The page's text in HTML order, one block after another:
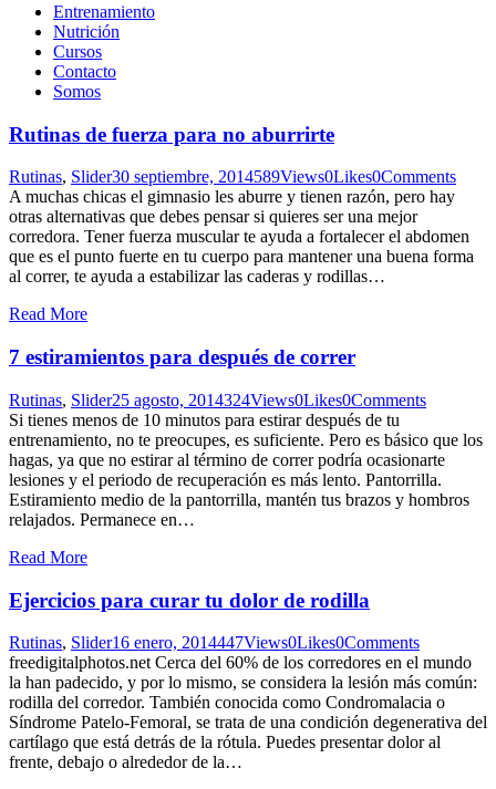
Entrenamiento
Nutrición
Cursos
Contacto
Somos
Rutinas de fuerza para no aburrirte
Rutinas, Slider30 septiembre, 2014589Views0Likes0Comments
A muchas chicas el gimnasio les aburre y tienen razón, pero hay
otras alternativas que debes pensar si quieres ser una mejor
corredora. Tener fuerza muscular te ayuda a fortalecer el abdomen
que es el punto fuerte en tu cuerpo para mantener una buena forma
al correr, te ayuda a estabilizar las caderas y rodillas…
Read More
7 estiramientos para después de correr
Rutinas, Slider25 agosto, 2014324Views0Likes0Comments
Si tienes menos de 10 minutos para estirar después de tu
entrenamiento, no te preocupes, es suficiente. Pero es básico que los
hagas, ya que no estirar al término de correr podría ocasionarte
lesiones y el periodo de recuperación es más lento. Pantorrilla.
Estiramiento medio de la pantorrilla, mantén tus brazos y hombros
relajados. Permanece en…
Read More
Ejercicios para curar tu dolor de rodilla
Rutinas, Slider16 enero, 2014447Views0Likes0Comments
freedigitalphotos.net Cerca del 60% de los corredores en el mundo
la han padecido, y por lo mismo, se considera la lesión más común:
rodilla del corredor. También conocida como Condromalacia o
Síndrome Patelo-Femoral, se trata de una condición degenerativa del
cartílago que está detrás de la rótula. Puedes presentar dolor al
frente, debajo o alrededor de la…